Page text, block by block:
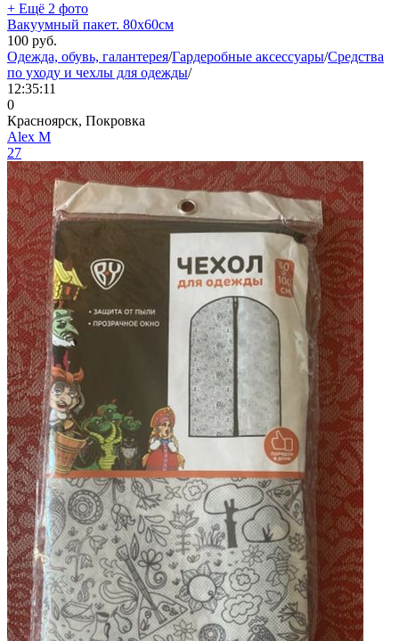
+ Ещё 2 фото
Вакуумный пакет. 80х60см
100 руб.
Одежда, обувь, галантерея/Гардеробные аксессуары/Средства
по уходу и чехлы для одежды/
12:35:11
0
Красноярск, Покровка
Aleх М
27